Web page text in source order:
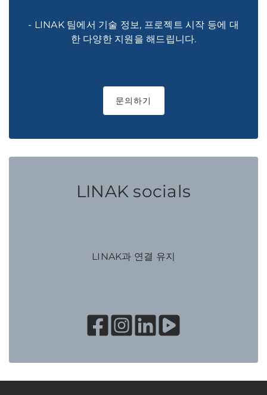
- LINAK 팀에서 기술 정보, 프로젝트 시작 등에 대
한 다양한 지원을 해드립니다.
문의하기
LINAK socials
LINAK과 연결 유지